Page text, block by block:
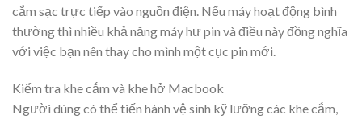
cắm sạc trực tiếp vào nguồn điện. Nếu máy hoạt động bình
thường thì nhiều khả năng máy hư pin và điều này đồng nghĩa
với việc bạn nên thay cho mình một cục pin mới.
Kiểm tra khe cắm và khe hở Macbook
Người dùng có thể tiến hành vệ sinh kỹ lưỡng các khe cắm,